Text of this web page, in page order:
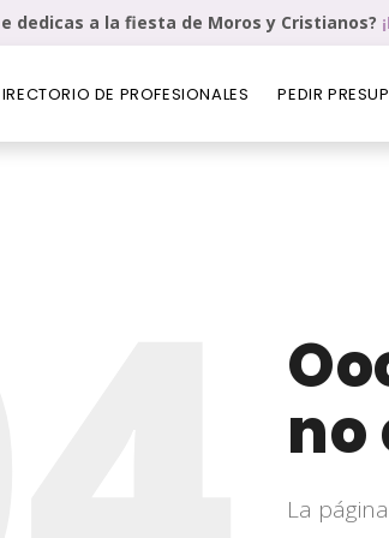
dedicas a la fiesta de Moros y Cristianos?
DE PROFESIONALES PEDIR
no
La